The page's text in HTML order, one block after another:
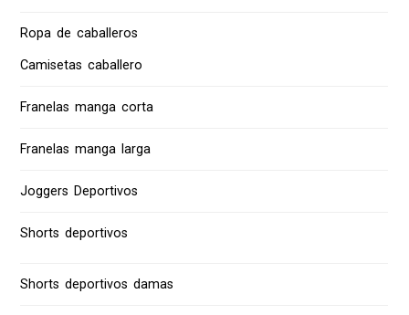
Ropa de caballeros
Camisetas caballero
Franelas manga corta
Franelas manga larga
Joggers Deportivos
Shorts deportivos
Shorts deportivos damas